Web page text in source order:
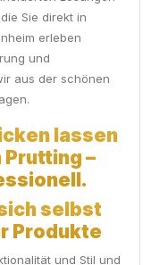
Sie direkt in
erleben
und
aus der schönen
lassen
Prutting –
selbst
Produkte
und Stil und